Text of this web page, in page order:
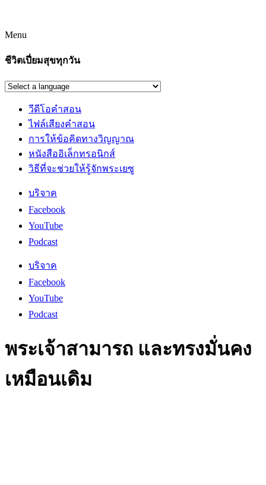
Menu
ชีวิตเปี่ยมสุขทุกวัน
วีดีโอคำสอน
ไฟล์เสียงคำสอน
การให้ข้อคิดทางวิญญาณ
หนังสืออิเล็กทรอนิกส์
วิธีที่จะช่วยให้รู้จักพระเยซู
บริจาค
Facebook
YouTube
Podcast
บริจาค
Facebook
YouTube
Podcast
พระเจ้าสามารถ และทรงมั่นคง
เหมือนเดิม